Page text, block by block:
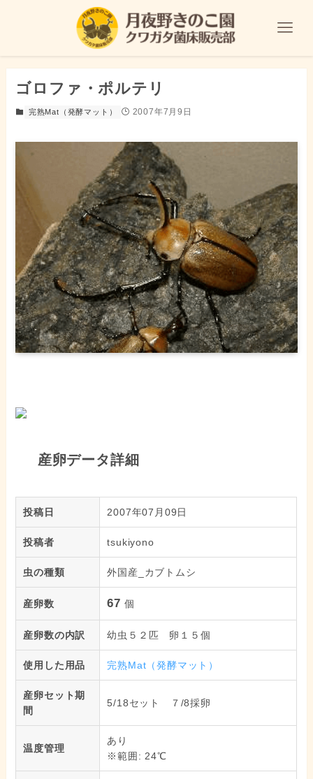
ゴロファ・ポルテリ
完熟Mat（発酵マット） 2007年7月9日
産卵データ詳細
投稿日 2007年07月09日
投稿者 tsukiyono
虫の種類 外国産_カブトムシ
産卵数 67 個
産卵数の内訳 幼虫５２匹 卵１５個
使用した用品 完熟Mat（発酵マット）
産卵セット期
間
5/18セット ７/8採卵
温度管理
あり
※範囲: 24℃